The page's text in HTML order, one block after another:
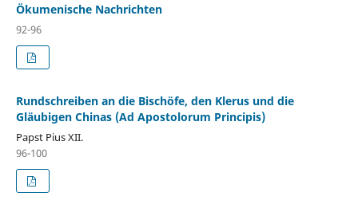
Ökumenische Nachrichten
92-96
Rundschreiben an die Bischöfe, den Klerus und die
Gläubigen Chinas (Ad Apostolorum Principis)
Papst Pius XII.
96-100